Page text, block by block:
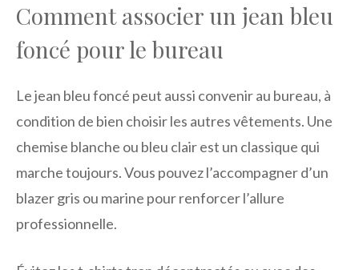
Comment associer un jean bleu
foncé pour le bureau
Le jean bleu foncé peut aussi convenir au bureau, à
condition de bien choisir les autres vêtements. Une
chemise blanche ou bleu clair est un classique qui
marche toujours. Vous pouvez l’accompagner d’un
blazer gris ou marine pour renforcer l’allure
professionnelle.